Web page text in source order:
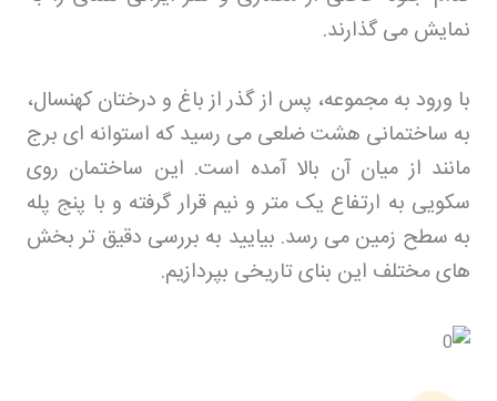
نمایش می گذارند.
با ورود به مجموعه، پس از گذر از باغ و درختان کهنسال،
به ساختمانی هشت ضلعی می رسید که استوانه ای برج
مانند از میان آن بالا آمده است. این ساختمان روی
سکویی به ارتفاع یک متر و نیم قرار گرفته و با پنج پله
به سطح زمین می رسد. بیایید به بررسی دقیق تر بخش
های مختلف این بنای تاریخی بپردازیم.